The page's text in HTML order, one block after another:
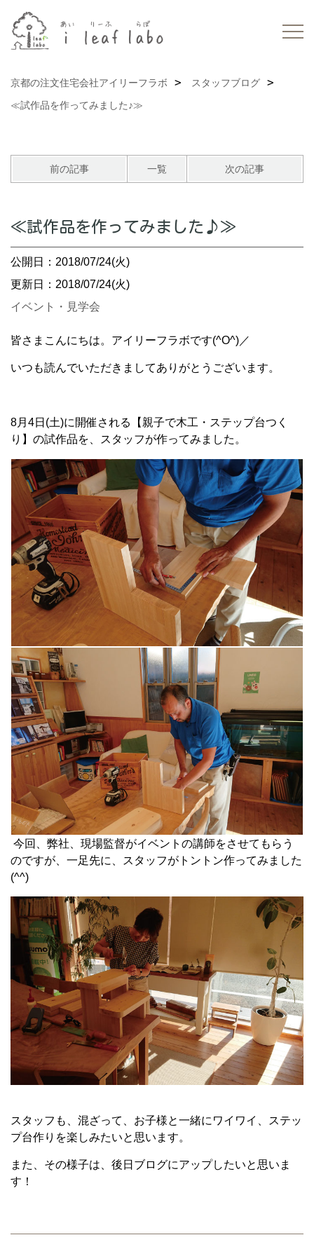
京都の注文住宅会社アイリーフラボ
スタッフブログ
≪試作品を作ってみました♪≫
前の記事 一覧 次の記事
≪試作品を作ってみました♪≫
公開日：2018/07/24(火)
更新日：2018/07/24(火)
イベント・見学会
皆さまこんにちは。アイリーフラボです(^O^)／
いつも読んでいただきましてありがとうございます。
8月4日(土)に開催される【親子で木工・ステップ台つく
り】の試作品を、スタッフが作ってみました。
今回、弊社、現場監督がイベントの講師をさせてもらう
のですが、一足先に、スタッフがトントン作ってみました
(^^)
スタッフも、混ざって、お子様と一緒にワイワイ、ステッ
プ台作りを楽しみたいと思います。
また、その様子は、後日ブログにアップしたいと思いま
す！